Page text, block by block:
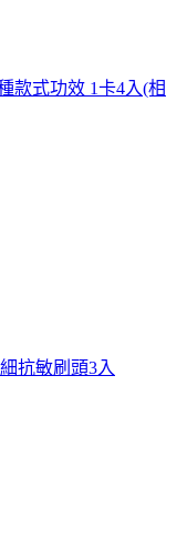
款式功效 1卡4入(相
抗敏刷頭3入